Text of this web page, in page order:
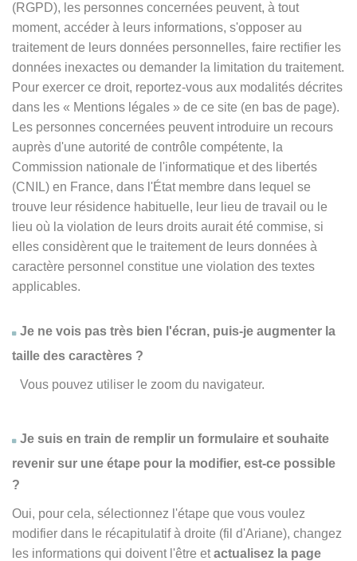
(RGPD), les personnes concernées peuvent, à tout
moment, accéder à leurs informations, s'opposer au
traitement de leurs données personnelles, faire rectifier les
données inexactes ou demander la limitation du traitement.
Pour exercer ce droit, reportez-vous aux modalités décrites
dans les « Mentions légales » de ce site (en bas de page).
Les personnes concernées peuvent introduire un recours
auprès d'une autorité de contrôle compétente, la
Commission nationale de l'informatique et des libertés
(CNIL) en France, dans l'État membre dans lequel se
trouve leur résidence habituelle, leur lieu de travail ou le
lieu où la violation de leurs droits aurait été commise, si
elles considèrent que le traitement de leurs données à
caractère personnel constitue une violation des textes
applicables.
Je ne vois pas très bien l'écran, puis-je augmenter la
taille des caractères ?
Vous pouvez utiliser le zoom du navigateur.
Je suis en train de remplir un formulaire et souhaite
revenir sur une étape pour la modifier, est-ce possible
?
Oui, pour cela, sélectionnez l'étape que vous voulez
modifier dans le récapitulatif à droite (fil d'Ariane), changez
les informations qui doivent l'être etactualisez la page